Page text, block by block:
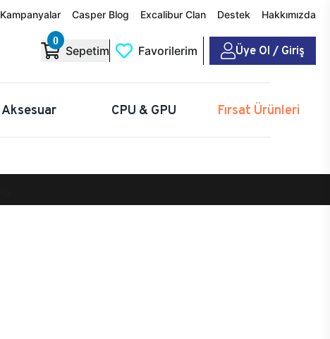
Kampanyalar Casper Blog Excalibur Clan Destek Hakkımızda
0
Sepetim Favorilerim Üye Ol / Giriş
Aksesuar CPU & GPU Fırsat Ürünleri